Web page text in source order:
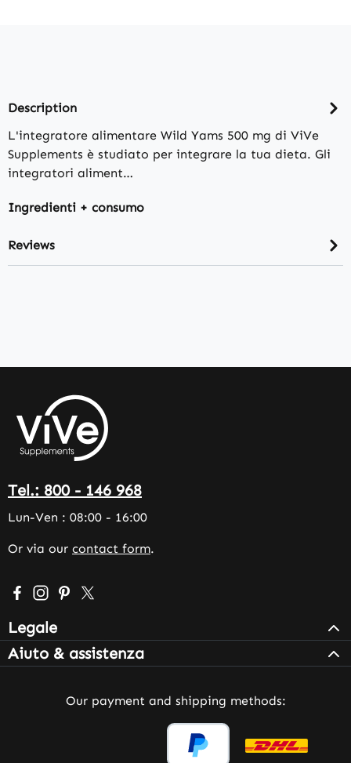
Description
L'integratore alimentare Wild Yams 500 mg di ViVe
Supplements è studiato per integrare la tua dieta. Gli
integratori aliment…
Ingredienti + consumo
Reviews
Tel.: 800 - 146 968
Lun-Ven : 08:00 - 16:00
Or via our contact form.
Visit us on Facebook – opens in a new browser tab
Check us out on Instagram – opens in a new
Get inspired on Pinterest – opens in a new
Follow us on X – opens in a new browser
Legale
Aiuto & assistenza
Our payment and shipping methods: